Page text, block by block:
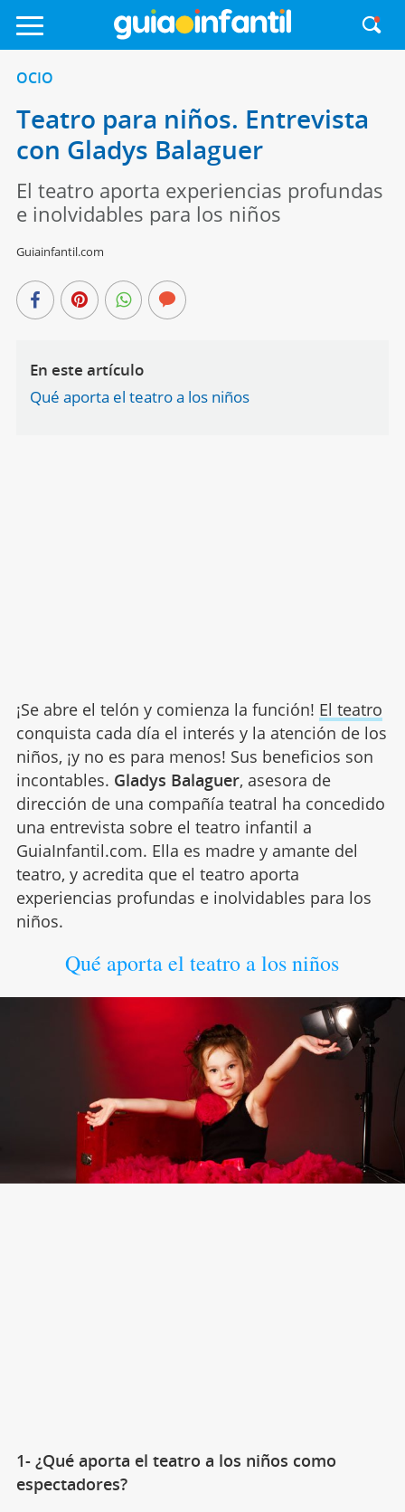
OCIO
Teatro para niños. Entrevista
con Gladys Balaguer
El teatro aporta experiencias profundas
e inolvidables para los niños
Guiainfantil.com
En este artículo
Qué aporta el teatro a los niños
¡Se abre el telón y comienza la función! El teatro
conquista cada día el interés y la atención de los
niños, ¡y no es para menos! Sus beneficios son
incontables. Gladys Balaguer, asesora de
dirección de una compañía teatral ha concedido
una entrevista sobre el teatro infantil a
GuiaInfantil.com. Ella es madre y amante del
teatro, y acredita que el teatro aporta
experiencias profundas e inolvidables para los
niños.
Qué aporta el teatro a los niños
1- ¿Qué aporta el teatro a los niños como
espectadores?